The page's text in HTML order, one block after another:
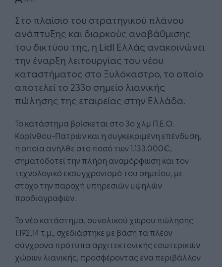
Στο πλαίσιο του στρατηγικού πλάνου
ανάπτυξης και διαρκούς αναβάθμισης
του δικτύου της, η Lidl Ελλάς ανακοινώνει
την έναρξη λειτουργίας του νέου
καταστήματος στο Ξυλόκαστρο, το οποίο
αποτελεί το 233ο σημείο λιανικής
πώλησης της εταιρείας στην Ελλάδα.
Το κατάστημα βρίσκεται στο 3ο χλμ Π.Ε.Ο.
Κορίνθου-Πατρών και η συγκεκριμένη επένδυση,
η οποία ανήλθε στο ποσό των 1.133.000€,
σηματοδοτεί την πλήρη αναμόρφωση και τον
τεχνολογικό εκσυγχρονισμό του σημείου, με
στόχο την παροχή υπηρεσιών υψηλών
προδιαγραφών.
Το νέο κατάστημα, συνολικού χώρου πώλησης
1.192,14 τ.μ., σχεδιάστηκε με βάση τα πλέον
σύγχρονα πρότυπα αρχιτεκτονικής εσωτερικών
χώρων λιανικής, προσφέροντας ένα περιβάλλον